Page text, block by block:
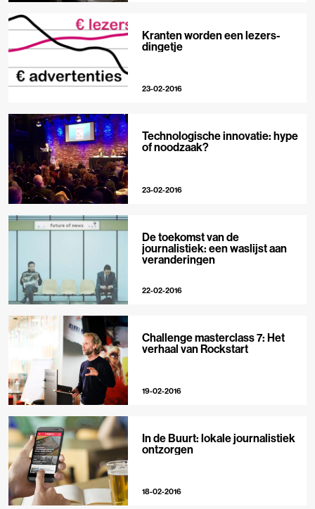
Kranten worden een lezers-
dingetje
23-02-2016
Technologische innovatie: hype
of noodzaak?
23-02-2016
De toekomst van de
journalistiek: een waslijst aan
veranderingen
22-02-2016
Challenge masterclass 7: Het
verhaal van Rockstart
19-02-2016
In de Buurt: lokale journalistiek
ontzorgen
18-02-2016